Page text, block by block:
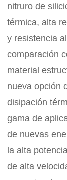
nitruro de
térmica, alta
y resistencia
comparación
material
nueva opción
disipación
gama de
de nuevas
la alta
de alta